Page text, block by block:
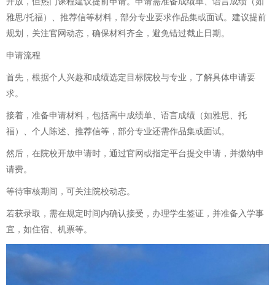
雅思/托福）、推荐信等材料，部分专业要求作品集或面试。建议提前
规划，关注官网动态，确保材料齐全，避免错过截止日期。
申请流程
首先，根据个人兴趣和成绩选定目标院校与专业，了解具体申请要
求。
接着，准备申请材料，包括高中成绩单、语言成绩（如雅思、托
福）、个人陈述、推荐信等，部分专业还需作品集或面试。
然后，在院校开放申请时，通过官网或指定平台提交申请，并缴纳申
请费。
等待审核期间，可关注院校动态。
若获录取，需在规定时间内确认接受，办理学生签证，并准备入学事
宜，如住宿、机票等。